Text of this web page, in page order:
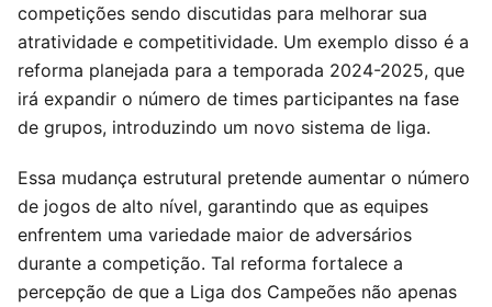
competições sendo discutidas para melhorar sua
atratividade e competitividade. Um exemplo disso é a
reforma planejada para a temporada 2024-2025, que
irá expandir o número de times participantes na fase
de grupos, introduzindo um novo sistema de liga.
Essa mudança estrutural pretende aumentar o número
de jogos de alto nível, garantindo que as equipes
enfrentem uma variedade maior de adversários
durante a competição. Tal reforma fortalece a
percepção de que a Liga dos Campeões não apenas